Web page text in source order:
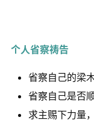
个人省察祷告
省察自己的梁
省察自己是否
求主赐下力量